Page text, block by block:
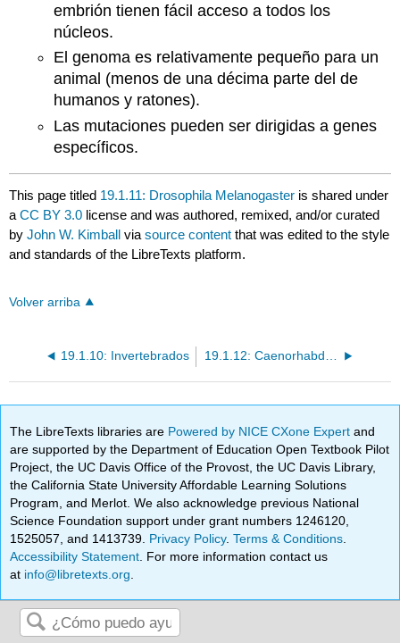
embrión tienen fácil acceso a todos los
núcleos.
El genoma es relativamente pequeño para un
animal (menos de una décima parte del de
humanos y ratones).
Las mutaciones pueden ser dirigidas a genes
específicos.
This page titled 19.1.11: Drosophila Melanogaster is shared under
aCC BY 3.0 license and was authored, remixed, and/or curated
byJohn W. Kimball viasource content that was edited to the style
and standards of the LibreTexts platform.
Volver arriba
19.1.10: Invertebrados 19.1.12: Caenorhabditis Elegans
The LibreTexts libraries are Powered by NICE CXone Expertand
are supported by the Department of Education Open Textbook Pilot
Project, the UC Davis Office of the Provost, the UC Davis Library,
the California State University Affordable Learning Solutions
Program, and Merlot. We also acknowledge previous National
Science Foundation support under grant numbers 1246120,
1525057, and 1413739. Privacy Policy.Terms & Conditions
Accessibility Statement . For more information contact us
at info@libretexts.org